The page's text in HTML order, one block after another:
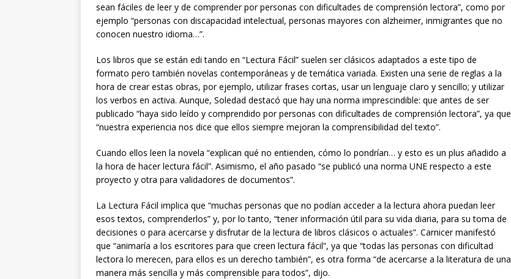
sean fáciles de leer y de comprender por personas con dificultades de comprensión lectora”, como por
ejemplo “personas con discapacidad intelectual, personas mayores con alzheimer, inmigrantes que no
conocen nuestro idioma…”.
Los libros que se están edi tando en “Lectura Fácil” suelen ser clásicos adaptados a este tipo de
formato pero también novelas contemporáneas y de temática variada. Existen una serie de reglas a la
hora de crear estas obras, por ejemplo, utilizar frases cortas, usar un lenguaje claro y sencillo; y utilizar
los verbos en activa. Aunque, Soledad destacó que hay una norma imprescindible: que antes de ser
publicado “haya sido leído y comprendido por personas con dificultades de comprensión lectora”, ya que
“nuestra experiencia nos dice que ellos siempre mejoran la comprensibilidad del texto”.
Cuando ellos leen la novela “explican qué no entienden, cómo lo pondrían… y esto es un plus añadido a
la hora de hacer lectura fácil”. Asimismo, el año pasado “se publicó una norma UNE respecto a este
proyecto y otra para validadores de documentos”.
La Lectura Fácil implica que “muchas personas que no podían acceder a la lectura ahora puedan leer
esos textos, comprenderlos” y, por lo tanto, “tener información útil para su vida diaria, para su toma de
decisiones o para acercarse y disfrutar de la lectura de libros clásicos o actuales”. Carnicer manifestó
que “animaría a los escritores para que creen lectura fácil”, ya que “todas las personas con dificultad
lectora lo merecen, para ellos es un derecho también”, es otra forma “de acercarse a la literatura de una
manera más sencilla y más comprensible para todos”, dijo.